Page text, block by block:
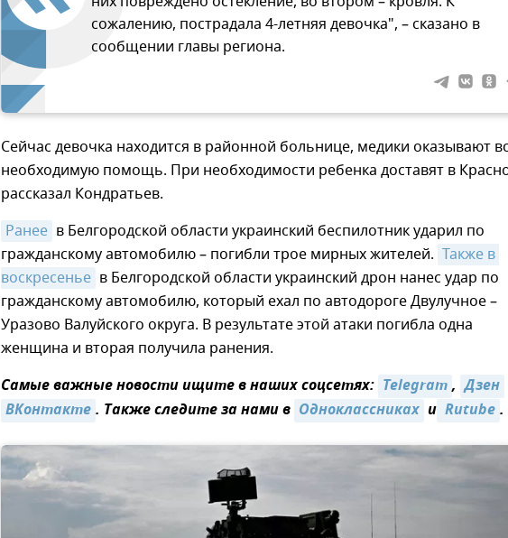
сожалению, пострадала 4-летняя девочка", – сказано в
сообщении главы региона.
Сейчас девочка находится в районной больнице, медики оказывают
необходимую помощь. При необходимости ребенка доставят в
рассказал Кондратьев.
Ранее в Белгородской области украинский беспилотник ударил по
гражданскому автомобилю – погибли трое мирных жителей. Также в
воскресенье в Белгородской области украинский дрон нанес удар по
гражданскому автомобилю, который ехал по автодороге Двулучное –
Уразово Валуйского округа. В результате этой атаки погибла одна
женщина и вторая получила ранения.
Самые важные новости ищите в наших соцсетях: Telegram, Дзен
ВКонтакте. Также следите за нами в Одноклассниках и Rutube.